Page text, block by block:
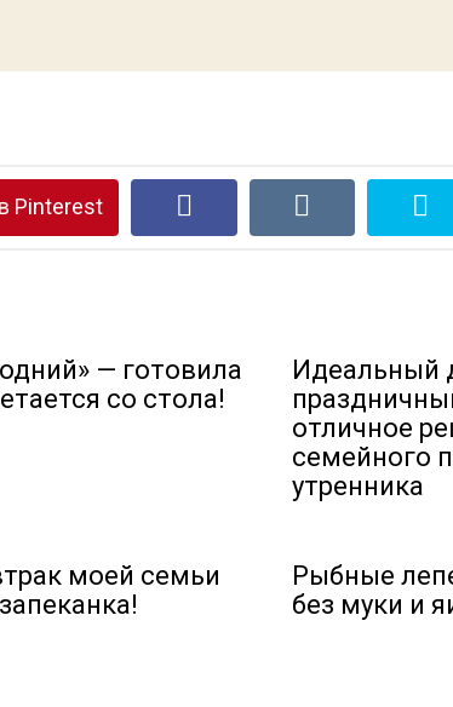
Pinterest
— готовила
со стола!
Идеальный
отличное
семейного
утренника
моей семьи
Рыбные
без муки и